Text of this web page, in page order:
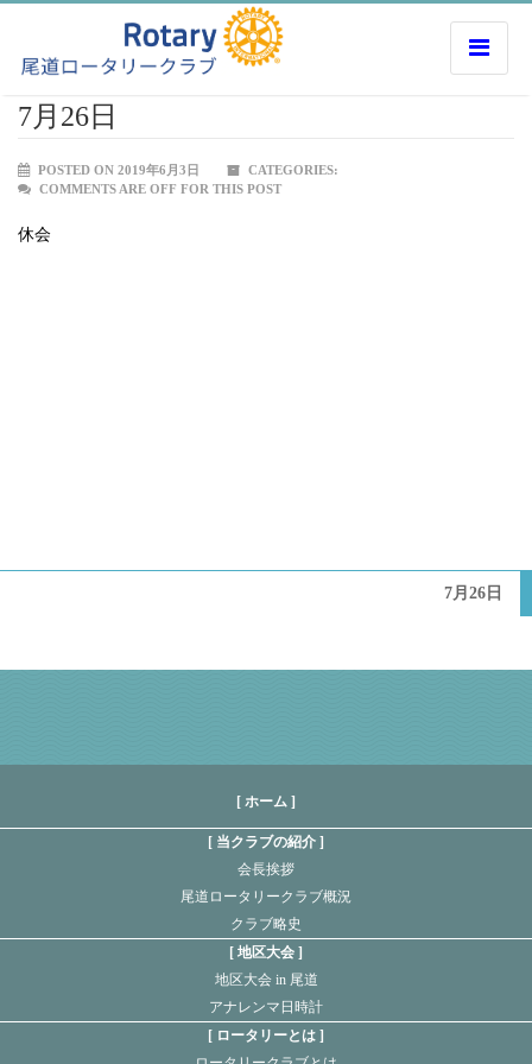
7月26日
POSTED ON 2019年6月3日
CATEGORIES:
COMMENTS ARE OFF FOR THIS POST
休会
7月26日
[ ホーム ]
当クラブの紹介
会長挨拶
尾道ロータリークラブ概況
クラブ略史
地区大会
地区大会 in 尾道
アナレンマ日時計
ロータリーとは